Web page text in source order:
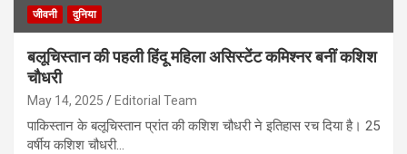
जीवनी दुनिया
बलूचिस्तान की पहली हिंदू महिला असिस्टेंट कमिश्नर बनीं कशिश
चौधरी
May 14, 2025 Editorial Team
पाकिस्तान के बलूचिस्तान प्रांत की कशिश चौधरी ने इतिहास रच दिया है। 25
वर्षीय कशिश चौधरी…